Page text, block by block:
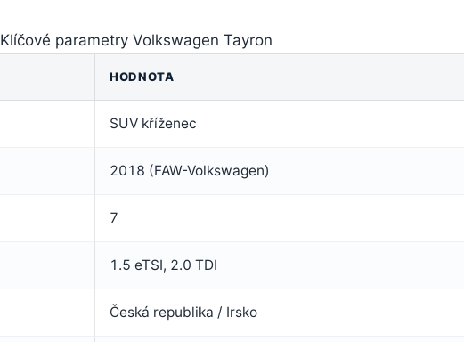
Klíčové parametry Volkswagen Tayron
HODNOTA
SUV kříženec
2018 (FAW-Volkswagen)
7
1.5 eTSI, 2.0 TDI
Česká republika / Irsko